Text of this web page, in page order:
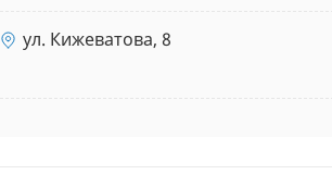
ул. Кижеватова, 8